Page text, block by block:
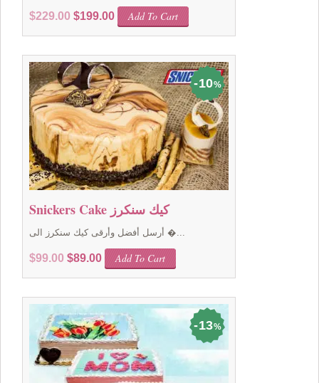
$229.00 Original
$229.00.
$199.00Current
price
$199.00.
Add To Cart
10%
Snickers Cake كيك سنكرز
أرسل أفضل وأرقى كيك سنكرز الى �...
$99.00 Original
$99.00.
$89.00Current
price
$89.00.
Add To Cart
13%